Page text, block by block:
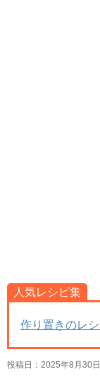
人気レシピ集
作り置きのレ
投稿日： 2025年8月30日